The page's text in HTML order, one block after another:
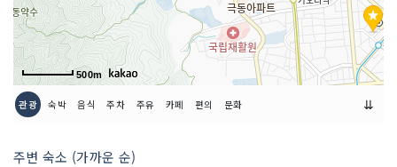
500m
관광 숙박 음식 주차 주유 카페 편의 문화 ⇊
주변 숙소 (가까운 순)